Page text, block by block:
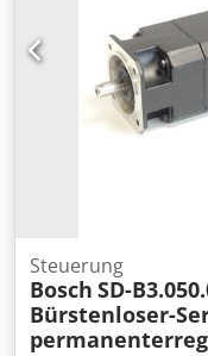
Steuerung
Bosch SD-
Bürstenloser-